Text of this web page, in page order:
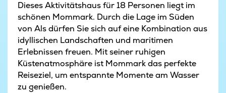
Dieses Aktivitätshaus für 18 Personen liegt im
schönen Mommark. Durch die Lage im Süden
von Als dürfen Sie sich auf eine Kombination aus
idyllischen Landschaften und maritimen
Erlebnissen freuen. Mit seiner ruhigen
Küstenatmosphäre ist Mommark das perfekte
Reiseziel, um entspannte Momente am Wasser
zu genießen.